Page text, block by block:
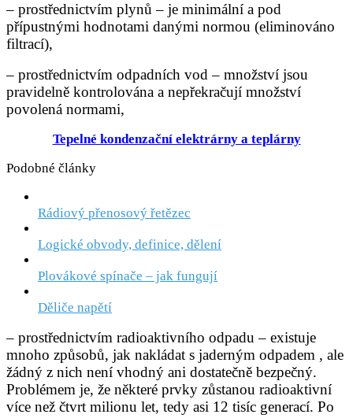
– prostřednictvím plynů – je minimální a pod
přípustnými hodnotami danými normou (eliminováno
filtrací),
– prostřednictvím odpadních vod – množství jsou
pravidelně kontrolována a nepřekračují množství
povolená normami,
Tepelné kondenzační elektrárny a teplárny
Podobné články
Rádiový přenosový řetězec
Logické obvody, definice, dělení
Plovákové spínače – jak fungují
Děliče napětí
– prostřednictvím radioaktivního odpadu – existuje
mnoho způsobů, jak nakládat s jaderným odpadem , ale
žádný z nich není vhodný ani dostatečně bezpečný.
Problémem je, že některé prvky zůstanou radioaktivní
více než čtvrt milionu let, tedy asi 12 tisíc generací. Po